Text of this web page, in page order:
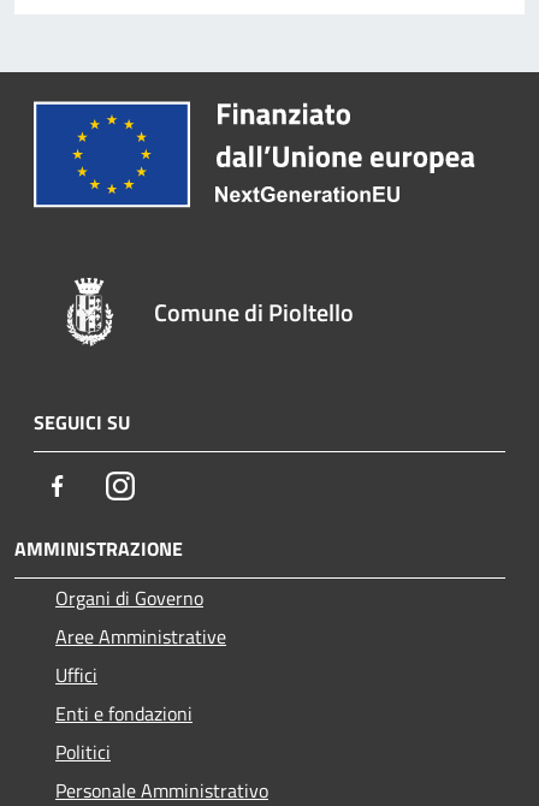
Comune di Pioltello
SEGUICI SU
FacebookInstagram
AMMINISTRAZIONE
Organi di Governo
Aree Amministrative
Uffici
Enti e fondazioni
Politici
Personale Amministrativo